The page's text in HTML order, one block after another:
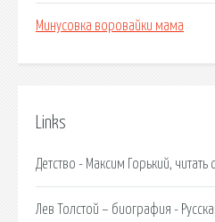
Минусовка воровайки мама
Links
Детство - Максим Горький, читать
Лев Толстой – биография -